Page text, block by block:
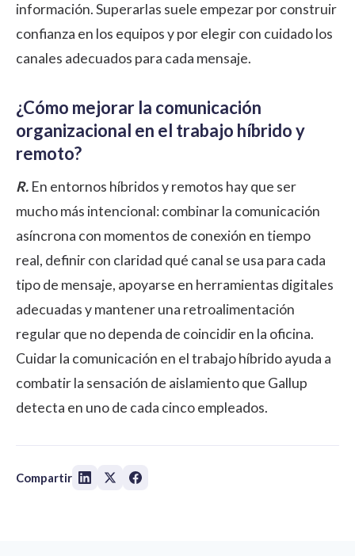
información. Superarlas suele empezar porconstruir
confianza en los equiposy por elegir con cuidado los
canales adecuados para cada mensaje.
¿Cómo mejorar la comunicación
organizacional en el trabajo híbrido y
remoto?
R. En entornos híbridos y remotos hay que ser
mucho más intencional: combinar la comunicación
asíncrona con momentos de conexión en tiempo
real, definir con claridad qué canal se usa para cada
tipo de mensaje, apoyarse en herramientas digitales
adecuadas y mantener una retroalimentación
regular que no dependa de coincidir en la oficina.
Cuidar la comunicación en eltrabajo híbridoayuda a
combatir la sensación de aislamiento que Gallup
detecta en uno de cada cinco empleados.
Compartir